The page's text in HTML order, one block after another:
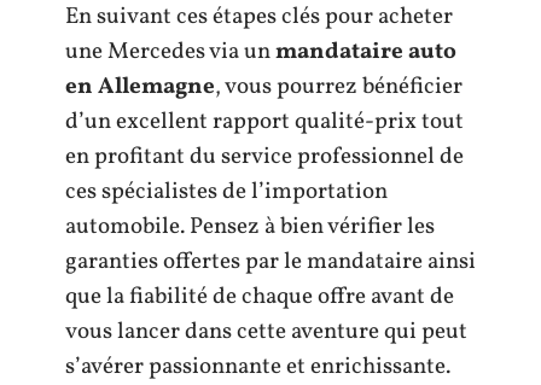
En suivant ces étapes clés pour acheter
une Mercedes via unmandataire auto
en Allemagne, vous pourrez bénéficier
d’un excellent rapport qualité-prix tout
en profitant du service professionnel de
ces spécialistes de l’importation
automobile. Pensez à bien vérifier les
garanties offertes par le mandataire ainsi
que la fiabilité de chaque offre avant de
vous lancer dans cette aventure qui peut
s’avérer passionnante et enrichissante.